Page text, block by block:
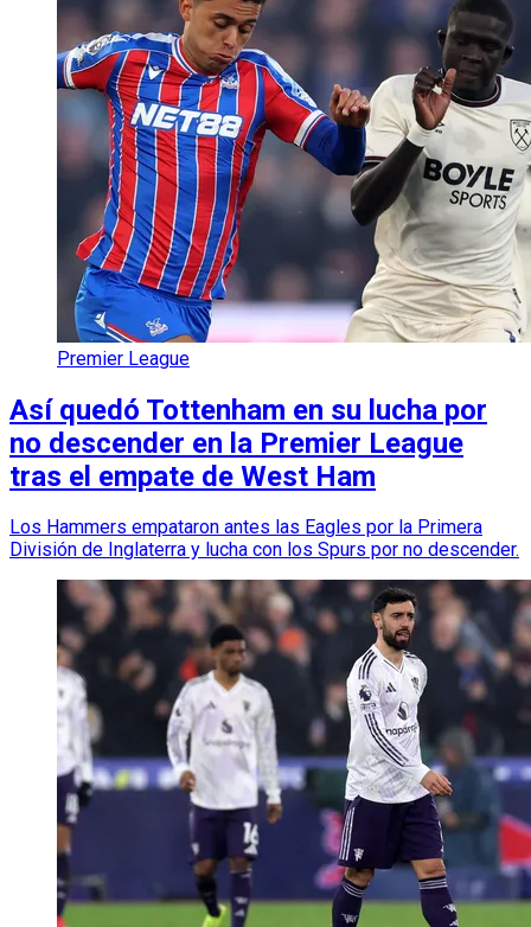
Premier League
Así quedó Tottenham en su lucha por
no descender en la Premier League
tras el empate de West Ham
Los Hammers empataron antes las Eagles por la Primera
División de Inglaterra y lucha con los Spurs por no descender.